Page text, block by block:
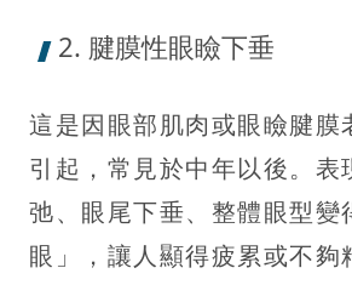
2. 腱膜性眼瞼下垂
這是因眼部肌肉或眼瞼腱膜
引起，常見於中年以後。表
弛、眼尾下垂、整體眼型變
眼」，讓人顯得疲累或不夠